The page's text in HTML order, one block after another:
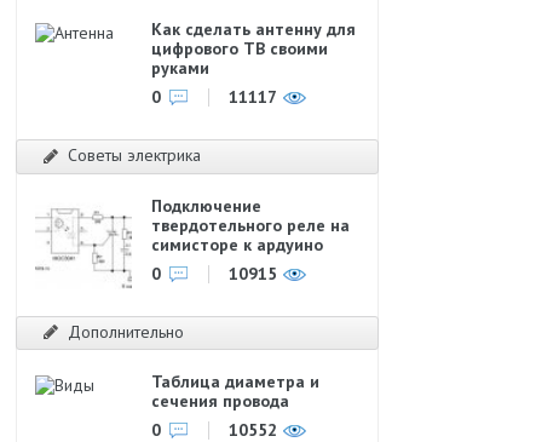
Как сделать антенну для
цифрового ТВ своими
руками
0
11117
Советы электрика
Подключение
твердотельного реле на
симисторе к ардуино
0
10915
Дополнительно
Таблица диаметра и
сечения провода
0
10552